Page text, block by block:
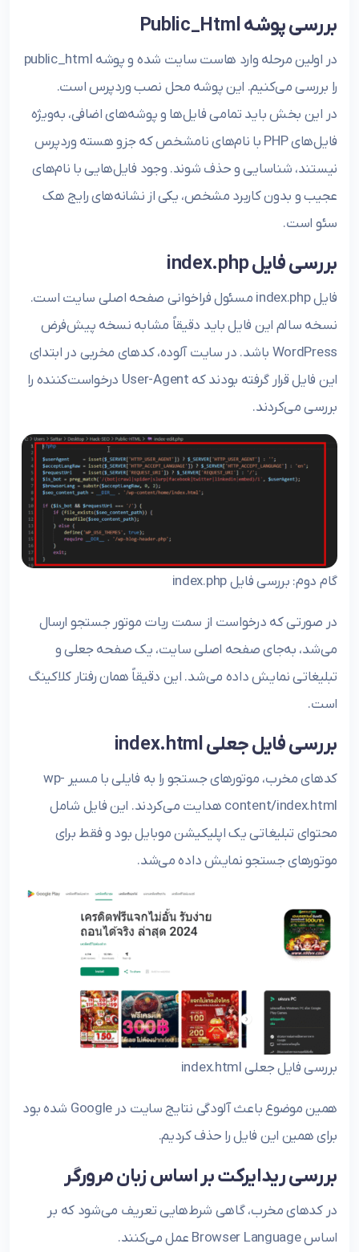
بررسی پوشه Public_Html
در اولین مرحله وارد هاست سایت شده و پوشه public_html
را بررسی می‌کنیم. این پوشه محل نصب وردپرس است.
در این بخش باید تمامی فایل‌ها و پوشه‌های اضافی، به‌ویژه
فایل‌های PHP با نام‌های نامشخص که جزو هسته وردپرس
نیستند، شناسایی و حذف شوند. وجود فایل‌هایی با نام‌های
عجیب و بدون کاربرد مشخص، یکی از نشانه‌های رایج هک
سئو است.
بررسی فایل index.php
فایل index.php مسئول فراخوانی صفحه اصلی سایت است.
نسخه سالم این فایل باید دقیقاً مشابه نسخه پیش‌فرض
WordPress باشد. در سایت آلوده، کدهای مخربی در ابتدای
این فایل قرار گرفته بودند که User-Agent درخواست‌کننده را
بررسی می‌کردند.
گام دوم: بررسی فایل index.php
در صورتی که درخواست از سمت ربات موتور جستجو ارسال
می‌شد، به‌جای صفحه اصلی سایت، یک صفحه جعلی و
تبلیغاتی نمایش داده می‌شد. این دقیقاً همان رفتار کلاکینگ
است.
بررسی فایل جعلی index.html
کدهای مخرب، موتورهای جستجو را به فایلی با مسیر wp-
content/index.html هدایت می‌کردند. این فایل شامل
محتوای تبلیغاتی یک اپلیکیشن موبایل بود و فقط برای
موتورهای جستجو نمایش داده می‌شد.
بررسی فایل جعلی index.html
همین موضوع باعث آلودگی نتایج سایت در Google شده بود
برای همین این فایل را حذف کردیم.
بررسی ریدایرکت بر اساس زبان مرورگر
در کدهای مخرب، گاهی شرط‌هایی تعریف می‌شود که بر
اساس Browser Language عمل می‌کنند.